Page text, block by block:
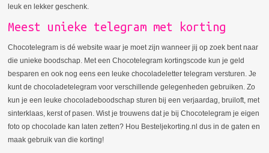
leuk en lekker geschenk.
Meest unieke telegram met korting
Chocotelegram is dé website waar je moet zijn wanneer jij op zoek bent naar
die unieke boodschap. Met een Chocotelegram kortingscode kun je geld
besparen en ook nog eens een leuke chocoladeletter telegram versturen. Je
kunt de chocoladetelegram voor verschillende gelegenheden gebruiken. Zo
kun je een leuke chocoladeboodschap sturen bij een verjaardag, bruiloft, met
sinterklaas, kerst of pasen. Wist je trouwens dat je bij Chocotelegram je eigen
foto op chocolade kan laten zetten? Hou Besteljekorting.nl dus in de gaten en
maak gebruik van die korting!